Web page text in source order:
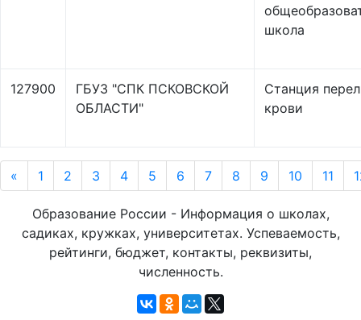
школа
127900
ГБУЗ "СПК ПСКОВСКОЙ
ОБЛАСТИ"
Станция
крови
« 1 2 3 4 5 6 7 8 9 10 11
Образование России - Информация о школах,
садиках, кружках, университетах. Успеваемость,
рейтинги, бюджет, контакты, реквизиты,
численность.